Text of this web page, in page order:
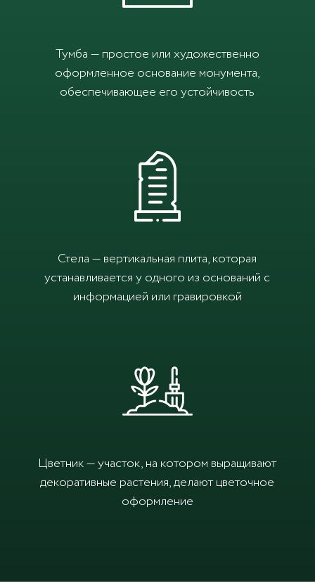
Тумба — простое или художественно
оформленное основание монумента,
обеспечивающее его устойчивость
Стела — вертикальная плита, которая
устанавливается у одного из оснований с
информацией или гравировкой
Цветник — участок, на котором выращивают
декоративные растения, делают цветочное
оформление